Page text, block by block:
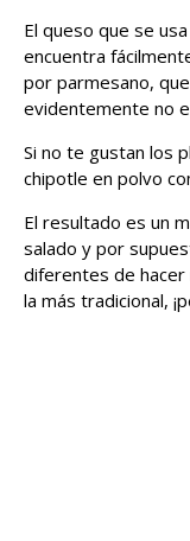
El queso que se
encuentra
por parmesano,
evidentemente no
Si no te gustan los
chipotle en polvo
El resultado es un
salado y por
diferentes de hacer
la más tradicional,